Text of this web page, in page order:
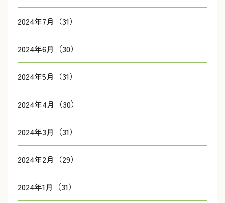
2024年7月（31）
2024年6月（30）
2024年5月（31）
2024年4月（30）
2024年3月（31）
2024年2月（29）
2024年1月（31）